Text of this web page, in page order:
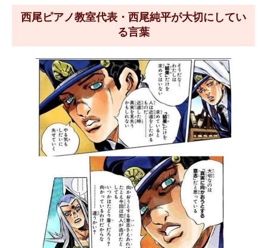
西尾ピアノ教室代表・西尾純平が大切にしてい
る言葉